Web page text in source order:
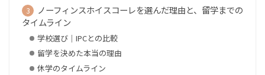
ノーフィンスホイスコーレを選んだ理由と、留学までの
タイムライン
学校選び｜IPCとの比較
留学を決めた本当の理由
休学のタイムライン